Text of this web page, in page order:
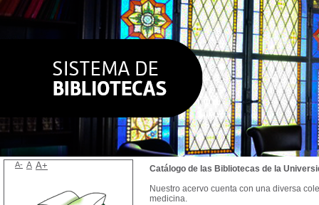
Catálogo de las Bibliotecas de la
Nuestro acervo cuenta con una diversa
medicina.
A- A A+